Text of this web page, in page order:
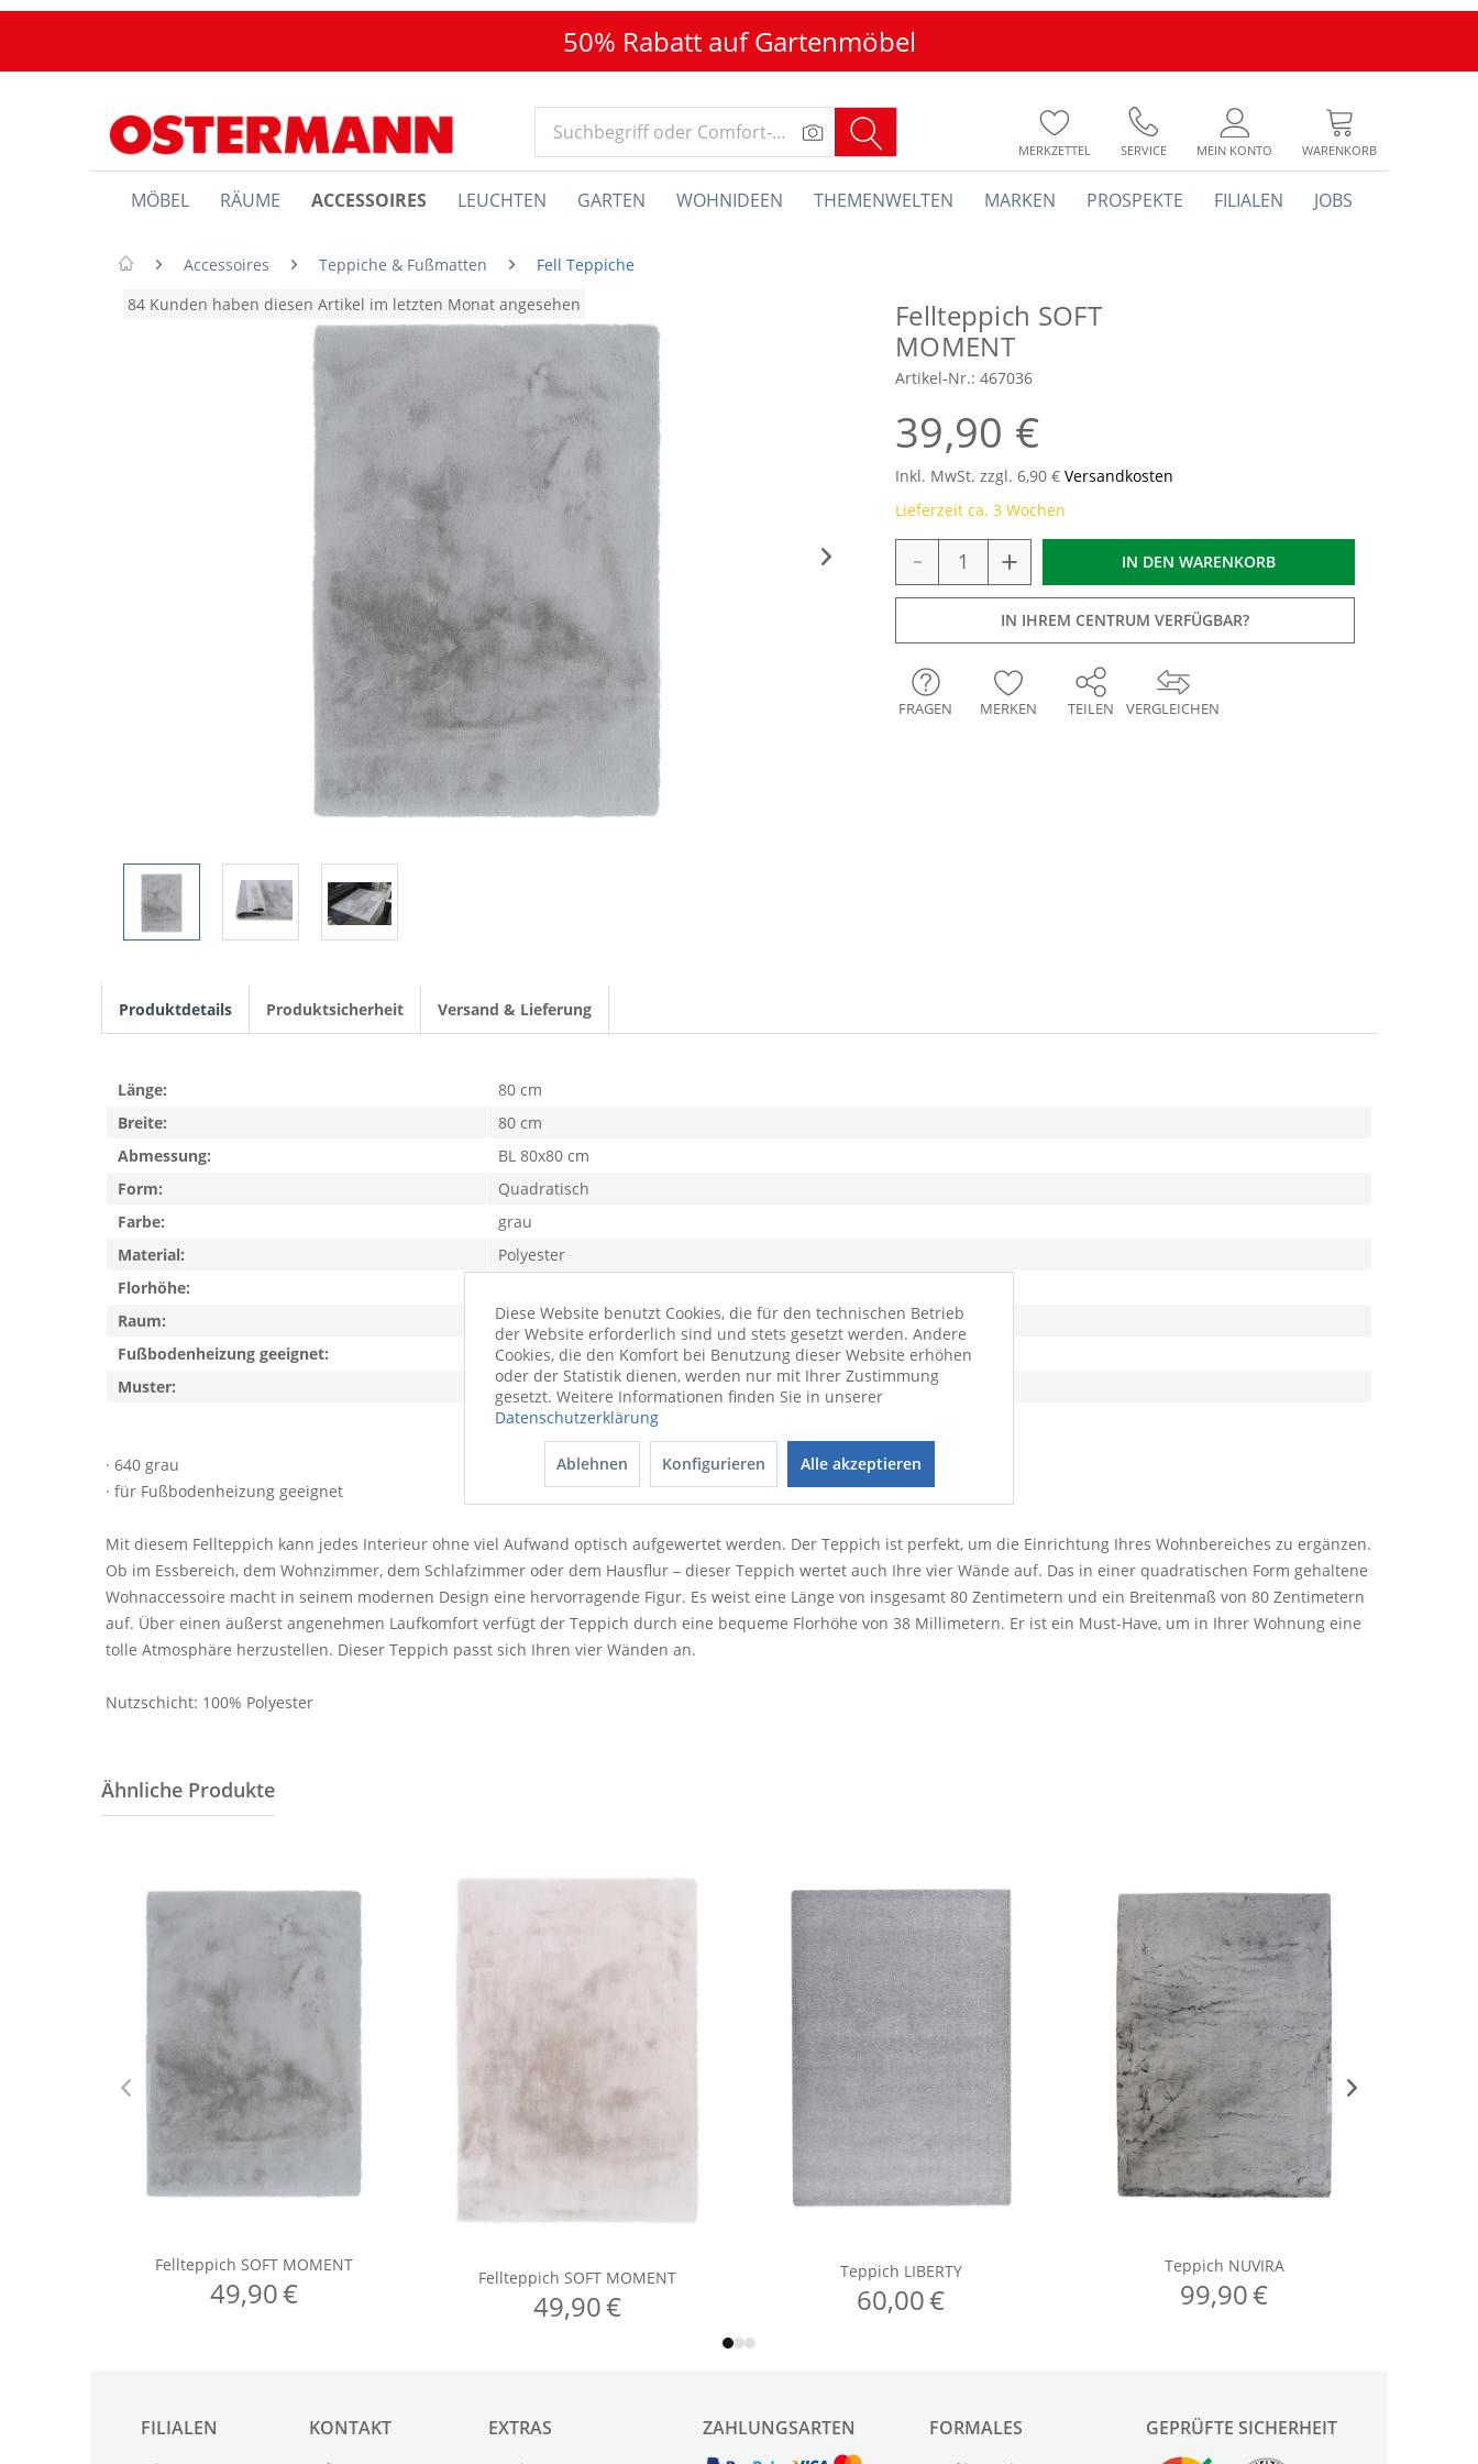
50% Rabatt auf Gartenmöbel
MERKZETTEL SERVICE MEIN KONTO WARENKORB
MÖBEL RÄUME ACCESSOIRES LEUCHTEN GARTEN WOHNIDEEN THEMENWELTEN MARKEN PROSPEKTE FILIALEN JOBS
Accessoires Teppiche & Fußmatten
Fell Teppiche
84 Kunden haben diesen Artikel im letzten Monat angesehen
Fellteppich SOFT
MOMENT
Artikel-Nr.: 467036
39,90 €
Inkl. MwSt. zzgl. 6,90 € Versandkosten
Lieferzeit ca. 3 Wochen
- + IN DEN WARENKORB
IN IHREM CENTRUM VERFÜGBAR?
VERGLEICHEN
FRAGEN MERKEN TEILEN
Produktdetails Produktsicherheit Versand & Lieferung
· 640 grau
· für Fußbodenheizung geeignet
Mit diesem Fellteppich kann jedes Interieur ohne viel Aufwand optisch aufgewertet werden. Der Teppich ist perfekt, um die Einrichtung Ihres Wohnbereiches zu ergänzen.
Ob im Essbereich, dem Wohnzimmer, dem Schlafzimmer oder dem Hausflur – dieser Teppich wertet auch Ihre vier Wände auf. Das in einer quadratischen Form gehaltene
Wohnaccessoire macht in seinem modernen Design eine hervorragende Figur. Es weist eine Länge von insgesamt 80 Zentimetern und ein Breitenmaß von 80 Zentimetern
auf. Über einen äußerst angenehmen Laufkomfort verfügt der Teppich durch eine bequeme Florhöhe von 38 Millimetern. Er ist ein Must-Have, um in Ihrer Wohnung eine
tolle Atmosphäre herzustellen. Dieser Teppich passt sich Ihren vier Wänden an.
Nutzschicht: 100% Polyester
Länge:
80 cm
Breite:
80 cm
Abmessung:
BL 80x80 cm
Form:
Quadratisch
Farbe:
grau
Material:
Polyester
Florhöhe:
Raum:
Esszimmer, Küche, Flur, Büro, Schlafzimmer, Wohnzimmer
Fußbodenheizung geeignet:
ja
Muster:
unifarben
FILIALEN KONTAKT EXTRAS ZAHLUNGSARTEN FORMALES GEPRÜFTE SICHERHEIT
Diese Website benutzt Cookies, die für den technischen Betrieb
der Website erforderlich sind und stets gesetzt werden. Andere
Cookies, die den Komfort bei Benutzung dieser Website erhöhen
oder der Statistik dienen, werden nur mit Ihrer Zustimmung
gesetzt. Weitere Informationen finden Sie in unserer
Datenschutzerklärung
Ablehnen Konfigurieren Alle akzeptieren